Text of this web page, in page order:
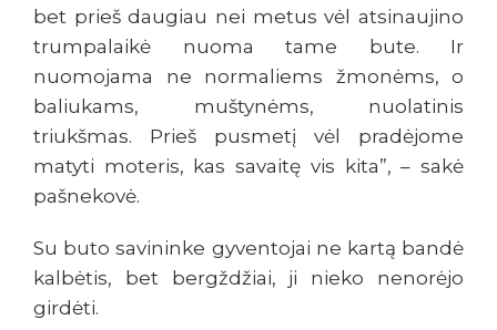
bet prieš daugiau nei metus vėl atsinaujino
trumpalaikė nuoma tame bute. Ir
nuomojama ne normaliems žmonėms, o
baliukams, muštynėms, nuolatinis
triukšmas. Prieš pusmetį vėl pradėjome
matyti moteris, kas savaitę vis kita”, – sakė
pašnekovė.
Su buto savininke gyventojai ne kartą bandė
kalbėtis, bet bergždžiai, ji nieko nenorėjo
girdėti.